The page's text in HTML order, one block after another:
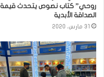
روحي” كتاب نصوص يتحدث قيمة
الصداقة الأبدية
31 مارس، 2020